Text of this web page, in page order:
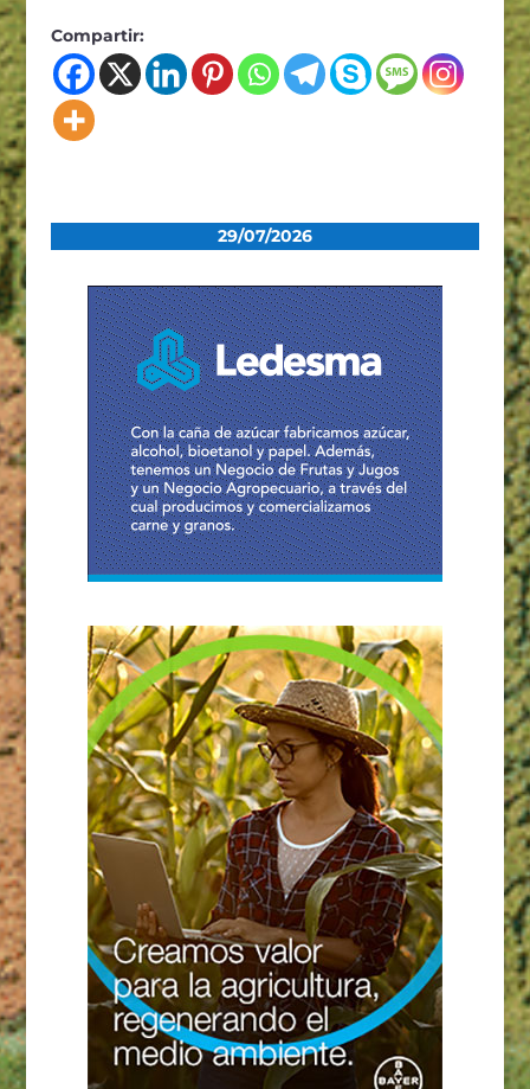
Compartir:
29/07/2026